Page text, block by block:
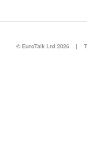
© EuroTalk Ltd 2026 |